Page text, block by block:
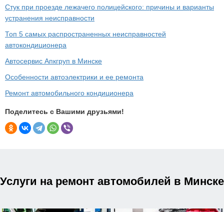
Стук при проезде лежачего полицейского: причины и варианты
устранения неисправности
Топ 5 самых распространенных неисправностей
автокондиционера
Автосервис Апкгруп в Минске
Особенности автоэлектрики и ее ремонта
Ремонт автомобильного кондиционера
Поделитесь с Вашими друзьями!
Услуги на ремонт автомобилей в Минске